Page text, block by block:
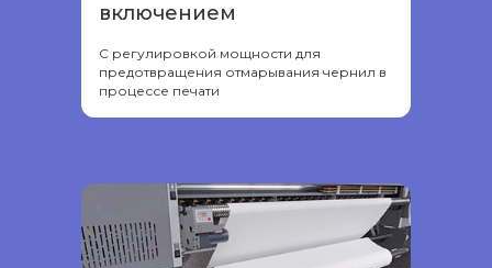
включением
С регулировкой мощности для
предотвращения отмарывания чернил в
процессе печати